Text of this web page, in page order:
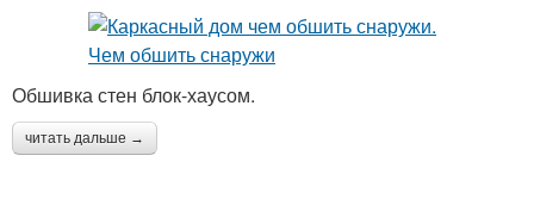
Обшивка стен блок-хаусом.
читать дальше →